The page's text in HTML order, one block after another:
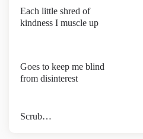
Each little shred of
kindness I muscle up
Goes to keep me blind
from disinterest
Scrub…